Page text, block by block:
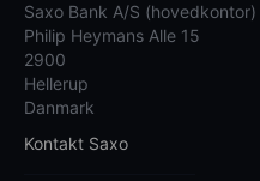
Saxo Bank A/S (hovedkontor)
Philip Heymans Alle 15
2900
Hellerup
Danmark
Kontakt Saxo